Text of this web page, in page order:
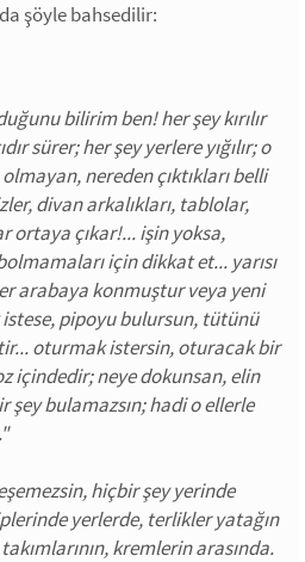
şöyle bahsedilir:
bilirim ben! her şey kırılır
sürer; her şey yerlere yığılır; o
nereden çıktıkları belli
divan arkalıkları, tablolar,
ortaya çıkar!... işin yoksa,
için dikkat et... yarısı
arabaya konmuştur veya yeni
pipoyu bulursun, tütünü
oturmak istersin, oturacak bir
içindedir; neye dokunsan, elin
şey bulamazsın; hadi o ellerle
hiçbir şey yerinde
yerlerde, terlikler yatağın
kremlerin arasında.